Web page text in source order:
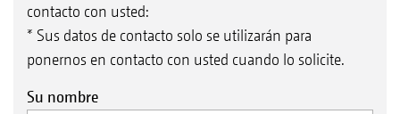
contacto con usted:
* Sus datos de contacto solo se utilizarán para
ponernos en contacto con usted cuando lo solicite.
Su nombre